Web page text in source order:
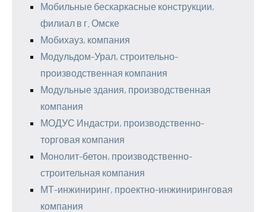
Мобильные бескаркасные конструкции,
филиал в г. Омске
Мобихауз, компания
Модульдом-Урал, строительно-
производственная компания
Модульные здания, производственная
компания
МОДУС Индастри, производственно-
торговая компания
Монолит-бетон, производственно-
строительная компания
МТ-инжиниринг, проектно-инжиниринговая
компания